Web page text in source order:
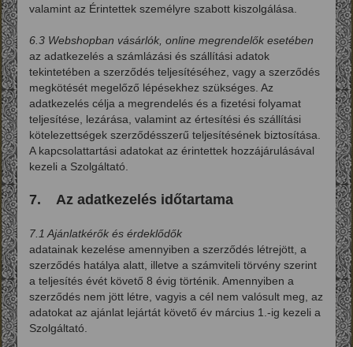
valamint az Érintettek személyre szabott kiszolgálása.
6.3 Webshopban vásárlók, online megrendelők esetében
az adatkezelés a számlázási és szállítási adatok
tekintetében a szerződés teljesítéséhez, vagy a szerződés
megkötését megelőző lépésekhez szükséges. Az
adatkezelés célja a megrendelés és a fizetési folyamat
teljesítése, lezárása, valamint az értesítési és szállítási
kötelezettségek szerződésszerű teljesítésének biztosítása.
A kapcsolattartási adatokat az érintettek hozzájárulásával
kezeli a Szolgáltató.
7. Az adatkezelés időtartama
7.1 Ajánlatkérők és érdeklődők
adatainak kezelése amennyiben a szerződés létrejött, a
szerződés hatálya alatt, illetve a számviteli törvény szerint
a teljesítés évét követő 8 évig történik. Amennyiben a
szerződés nem jött létre, vagyis a cél nem valósult meg, az
adatokat az ajánlat lejártát követő év március 1.-ig kezeli a
Szolgáltató.